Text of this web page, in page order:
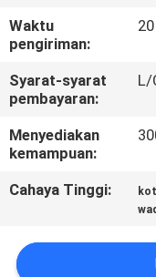
MINTA
PENAWARAN
HARGA
SITEMAP
PRIVACY
POLICY
Waktu
pengiriman:
Syarat-syarat
pembayaran:
L/
Menyediakan
kemampuan:
Cahaya Tinggi: